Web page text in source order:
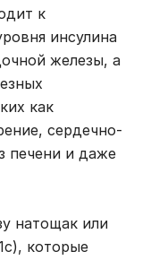
к
инсулина
железы, а
как
сердечно-
печени и даже
натощак или
которые